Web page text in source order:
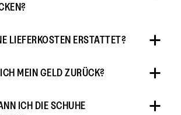
LIEFERKOSTEN ERSTATTET?
MEIN GELD ZURÜCK?
ICH DIE SCHUHE